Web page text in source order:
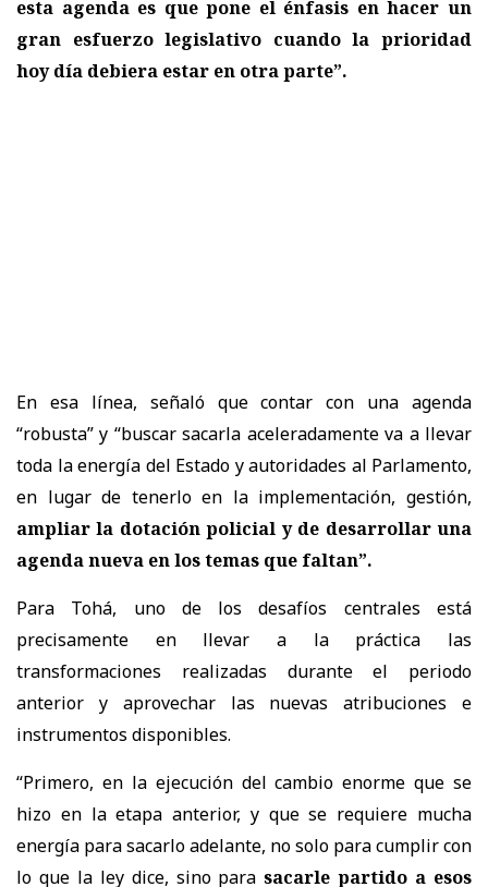
esta agenda es que pone el énfasis en hacer un
gran esfuerzo legislativo cuando la prioridad
hoy día debiera estar en otra parte”.
En esa línea, señaló que contar con una agenda
“robusta” y “buscar sacarla aceleradamente va a llevar
toda la energía del Estado y autoridades al Parlamento,
en lugar de tenerlo en la implementación, gestión,
ampliar la dotación policial y de desarrollar una
agenda nueva en los temas que faltan”.
Para Tohá, uno de los desafíos centrales está
precisamente en llevar a la práctica las
transformaciones realizadas durante el periodo
anterior y aprovechar las nuevas atribuciones e
instrumentos disponibles.
“Primero, en la ejecución del cambio enorme que se
hizo en la etapa anterior, y que se requiere mucha
energía para sacarlo adelante, no solo para cumplir con
lo que la ley dice, sino para sacarle partido a esos